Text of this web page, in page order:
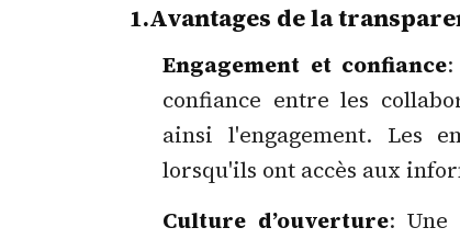
1.Avantages de la
Engagement et confiance
confiance entre les
ainsi l'engagement. Les
lorsqu'ils ont accès aux
Culture d’ouverture: Une